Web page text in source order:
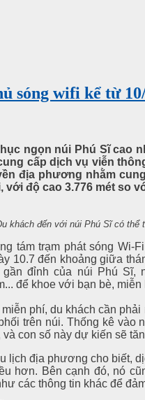
sóng wifi kể từ
ngọn núi Phú Sĩ cao
cấp dịch vụ viễn
địa phương nhằm
với độ cao 3.776 mét so
khách đến với núi Phú Sĩ có thể
tám trạm phát sóng Wi-
10.7 đến khoảng giữa
đỉnh của núi Phú Sĩ,
để khoe với bạn bè,
phí, du khách cần
trên núi. Thống kê vào
con số này dự kiến sẽ
lịch địa phương cho biết,
hơn. Bên cạnh đó, nó
các thông tin khác để